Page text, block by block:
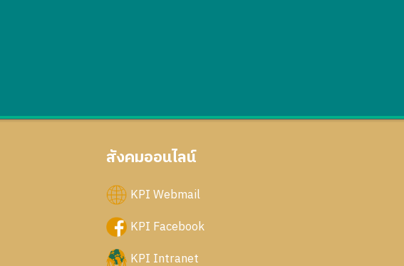
สังคมออนไลน์
KPI Webmail
KPI Facebook
KPI Intranet